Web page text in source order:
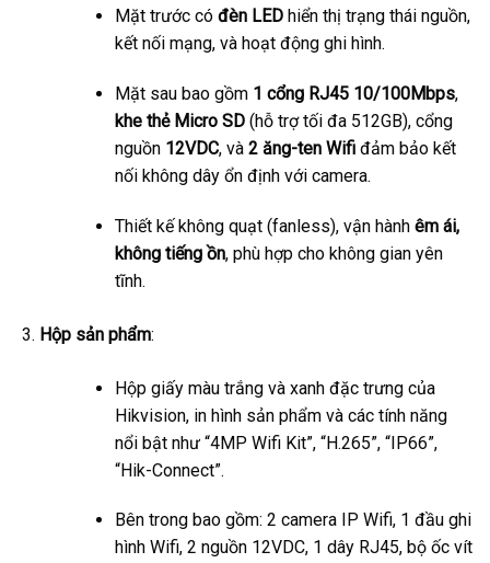
Mặt trước có đèn LEDhiển thị trạng thái nguồn,
kết nối mạng, và hoạt động ghi hình.
Mặt sau bao gồm 1 cổng RJ45 10/100Mbps,
khe thẻ Micro SD(hỗ trợ tối đa 512GB), cổng
nguồn 12VDC, và 2 ăng-ten Wifiđảm bảo kết
nối không dây ổn định với camera.
Thiết kế không quạt (fanless), vận hành êm ái,
không tiếng ồn, phù hợp cho không gian yên
tĩnh.
Hộp sản phẩm:
Hộp giấy màu trắng và xanh đặc trưng của
Hikvision, in hình sản phẩm và các tính năng
nổi bật như “4MP Wifi Kit”, “H.265”, “IP66”,
“Hik-Connect”.
Bên trong bao gồm: 2 camera IP Wifi, 1 đầu ghi
hình Wifi, 2 nguồn 12VDC, 1 dây RJ45, bộ ốc vít